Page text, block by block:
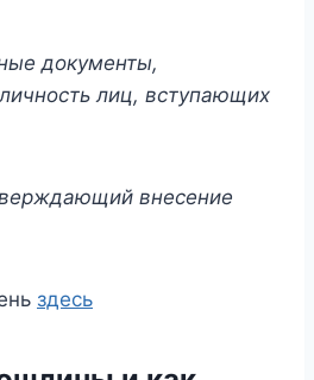
документы,
лиц, вступающих
внесение
здесь